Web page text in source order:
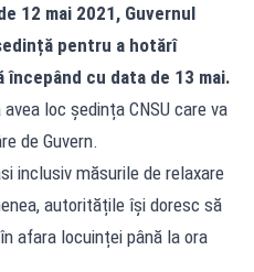
12 mai 2021, Guvernul
pentru a hotărî
cu data de 13 mai.
loc ședința CNSU care va
de Guvern.
inclusiv măsurile de relaxare
autoritățile își doresc să
afara locuinței până la ora